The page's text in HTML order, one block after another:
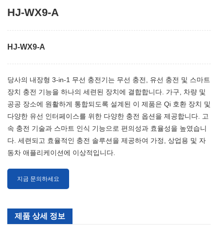
HJ-WX9-A
HJ-WX9-A
당사의 내장형 3-in-1 무선 충전기는 무선 충전, 유선 충전 및 스마트
장치 충전 기능을 하나의 세련된 장치에 결합합니다. 가구, 차량 및
공공 장소에 원활하게 통합되도록 설계된 이 제품은 Qi 호환 장치 및
다양한 유선 인터페이스를 위한 다양한 충전 옵션을 제공합니다. 고
속 충전 기술과 스마트 인식 기능으로 편의성과 효율성을 높였습니
다. 세련되고 효율적인 충전 솔루션을 제공하여 가정, 상업용 및 자
동차 애플리케이션에 이상적입니다.
지금 문의하세요
제품 상세 정보